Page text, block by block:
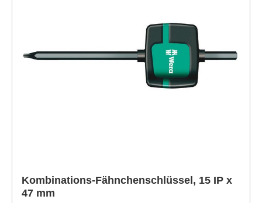
Kombinations-Fähnchenschlüssel, 15 IP x
47 mm